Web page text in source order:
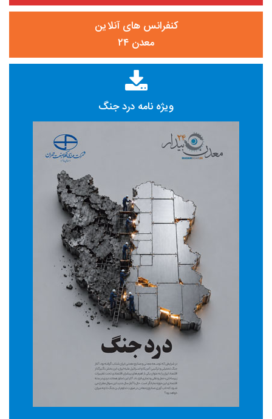
کنفرانس های آنلاین
معدن ۲۴
ویژه نامه درد جنگ